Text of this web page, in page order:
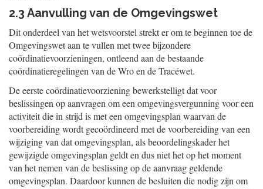
2.3 Aanvulling van de Omgevingswet
Dit onderdeel van het wetsvoorstel strekt er om te beginnen toe de
Omgevingswet aan te vullen met twee bijzondere
coördinatievoorzieningen, ontleend aan de bestaande
coördinatieregelingen van de Wro en de Tracéwet.
De eerste coördinatievoorziening bewerkstelligt dat voor
beslissingen op aanvragen om een omgevingsvergunning voor een
activiteit die in strijd is met een omgevingsplan waarvan de
voorbereiding wordt gecoördineerd met de voorbereiding van een
wijziging van dat omgevingsplan, als beoordelingskader het
gewijzigde omgevingsplan geldt en dus niet het op het moment
van het nemen van de beslissing op de aanvraag geldende
omgevingsplan. Daardoor kunnen de besluiten die nodig zijn om